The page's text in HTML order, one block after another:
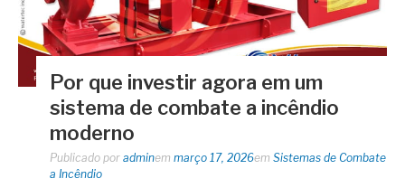
Por que investir agora em um
sistema de combate a incêndio
moderno
Publicado por adminem março 17, 2026em Sistemas de Combate
a Incêndio